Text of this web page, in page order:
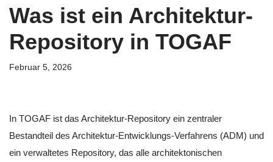
Was ist ein Architektur-
Repository in TOGAF
Februar 5, 2026
In TOGAF ist das Architektur-Repository ein zentraler
Bestandteil des Architektur-Entwicklungs-Verfahrens (ADM) und
ein verwaltetes Repository, das alle architektonischen